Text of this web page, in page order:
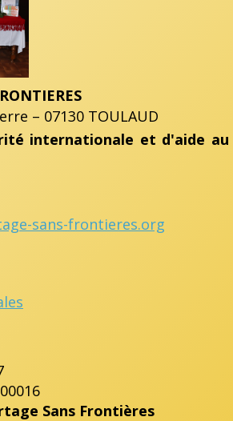
– 07130 TOULAUD
internationale et d'aide au
sans-frontieres.org
Sans Frontières